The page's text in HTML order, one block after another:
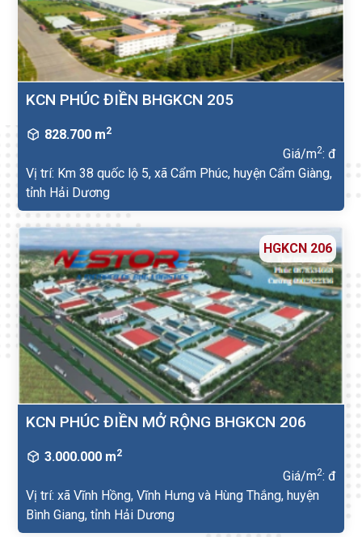
KCN PHÚC ĐIỀN BHGKCN 205
828.700 m2
Giá/m2: đ
Vị trí: Km 38 quốc lộ 5, xã Cẩm Phúc, huyện Cẩm Giàng,
tỉnh Hải Dương
HGKCN 206
KCN PHÚC ĐIỀN MỞ RỘNG BHGKCN 206
3.000.000 m2
Giá/m2: đ
Vị trí: xã Vĩnh Hồng, Vĩnh Hưng và Hùng Thắng, huyện
Bình Giang, tỉnh Hải Dương